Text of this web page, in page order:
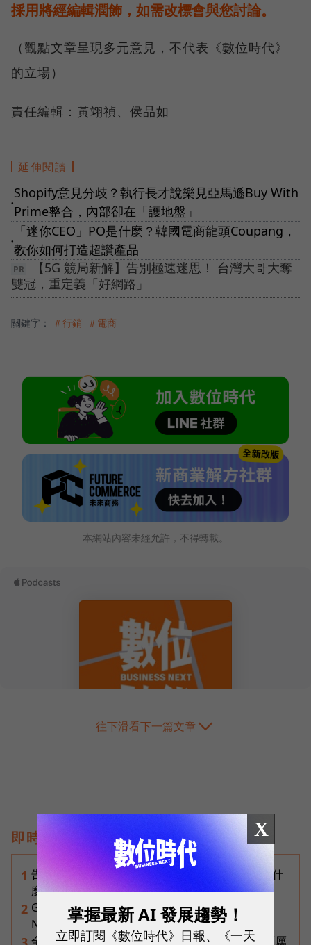
採用將經編輯潤飾，如需改標會與您討論。
（觀點文章呈現多元意見，不代表《數位時代》
的立場）
責任編輯：黃翊禎、侯品如
延伸閱讀
●
Shopify意見分歧？執行長才說樂見亞馬遜Buy With
Prime整合，內部卻在「護地盤」
●
「迷你CEO」PO是什麼？韓國電商龍頭Coupang，
教你如何打造超讚產品
【5G 競局新解】告別極速迷思！ 台灣大哥大奪
雙冠，重定義「好網路」
關鍵字： ＃行銷 ＃電商
本網站內容未經允許，不得轉載。
往下滑看下一篇文章
即時熱門文章
1 告別「極速迷思」！Opensignal 國際評比揭密：什
麼才是 5G 時代的好網路？
2 Gemini完整教學地圖！37篇實測整理，
Notebooks、Spark、提示詞架構全打包
全台最大全聯首日業績破百萬，蔡篤昌：還會有更厲
X
掌握最新 AI 發展趨勢！
立即訂閱《數位時代》日報、《一天